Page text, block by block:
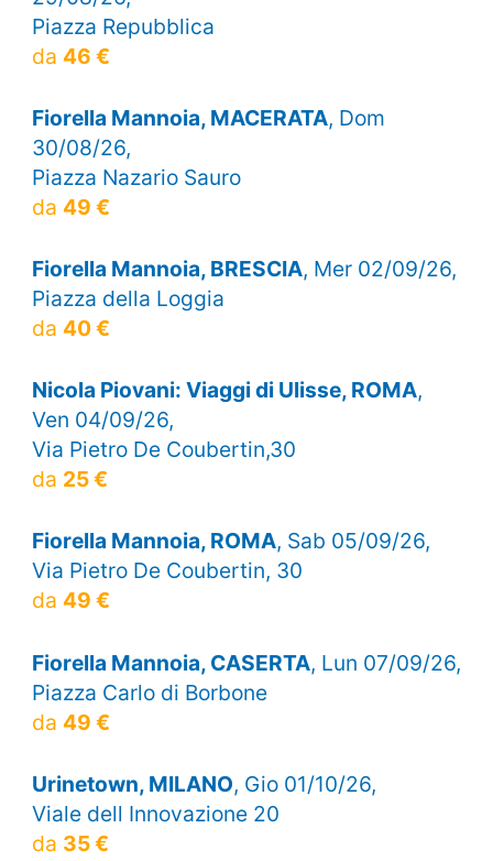
Piazza Repubblica
da 46 €
Fiorella Mannoia, MACERATA, Dom
30/08/26,
Piazza Nazario Sauro
da 49 €
Fiorella Mannoia, BRESCIA, Mer 02/09/26,
Piazza della Loggia
da 40 €
Nicola Piovani: Viaggi di Ulisse, ROMA,
Ven 04/09/26,
Via Pietro De Coubertin,30
da 25 €
Fiorella Mannoia, ROMA, Sab 05/09/26,
Via Pietro De Coubertin, 30
da 49 €
Fiorella Mannoia, CASERTA, Lun 07/09/26,
Piazza Carlo di Borbone
da 49 €
Urinetown, MILANO, Gio 01/10/26,
Viale dell Innovazione 20
da 35 €